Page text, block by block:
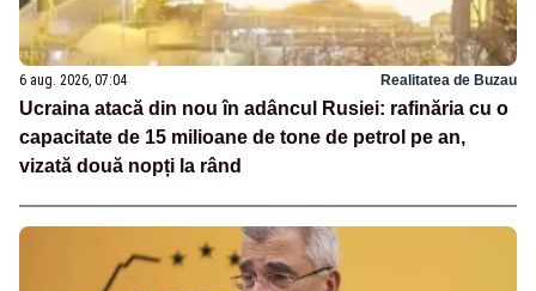
6 aug. 2026, 07:04 Realitatea de Buzau
Ucraina atacă din nou în adâncul Rusiei: rafinăria cu o
capacitate de 15 milioane de tone de petrol pe an,
vizată două nopți la rând